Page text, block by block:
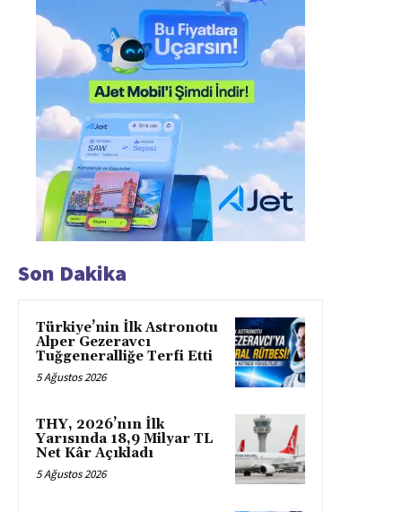
Son Dakika
Türkiye’nin İlk Astronotu
Alper Gezeravcı
Tuğgeneralliğe Terfi Etti
5 Ağustos 2026
THY, 2026’nın İlk
Yarısında 18,9 Milyar TL
Net Kâr Açıkladı
5 Ağustos 2026